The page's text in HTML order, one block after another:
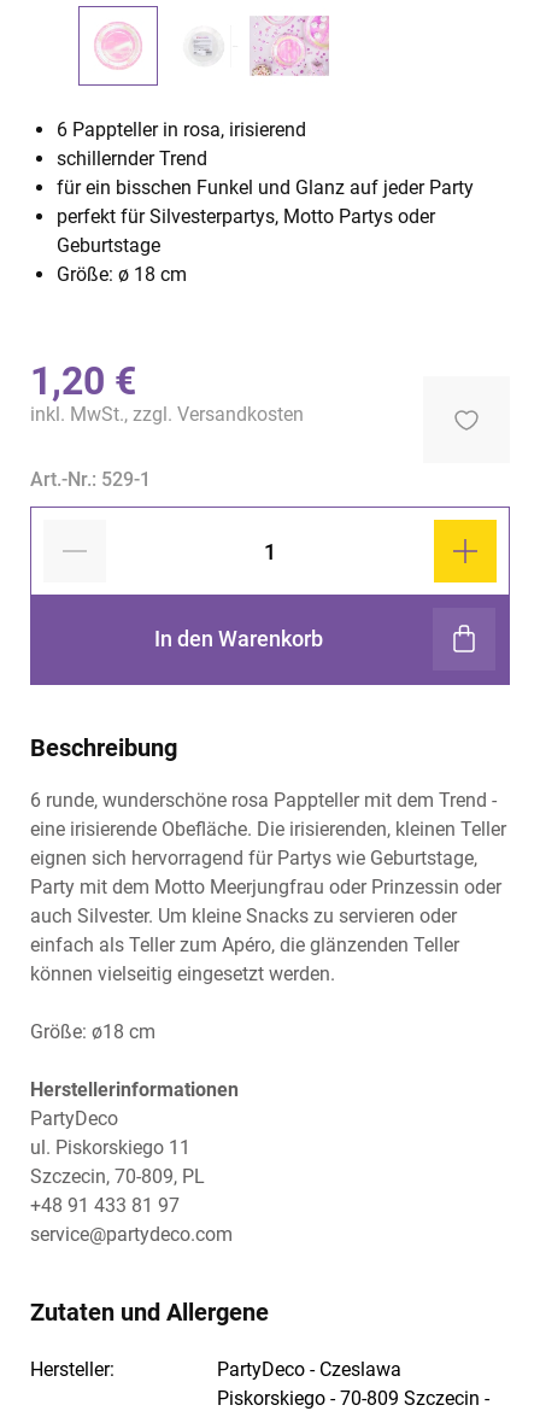
6 Pappteller in rosa, irisierend
schillernder Trend
für ein bisschen Funkel und Glanz auf jeder Party
perfekt für Silvesterpartys, Motto Partys oder
Geburtstage
Größe: ø 18 cm
1,20 €
inkl. MwSt., zzgl. Versandkosten
Art.-Nr.: 529-1
In den Warenkorb
Beschreibung
6 runde, wunderschöne rosa Pappteller mit dem Trend -
eine irisierende Obefläche. Die irisierenden, kleinen Teller
eignen sich hervorragend für Partys wie Geburtstage,
Party mit dem Motto Meerjungfrau oder Prinzessin oder
auch Silvester. Um kleine Snacks zu servieren oder
einfach als Teller zum Apéro, die glänzenden Teller
können vielseitig eingesetzt werden.
Größe: ø18 cm
Herstellerinformationen
PartyDeco
ul. Piskorskiego 11
Szczecin, 70-809, PL
+48 91 433 81 97
service@partydeco.com
Zutaten und Allergene
Hersteller:
PartyDeco - Czeslawa
Piskorskiego - 70-809 Szczecin -